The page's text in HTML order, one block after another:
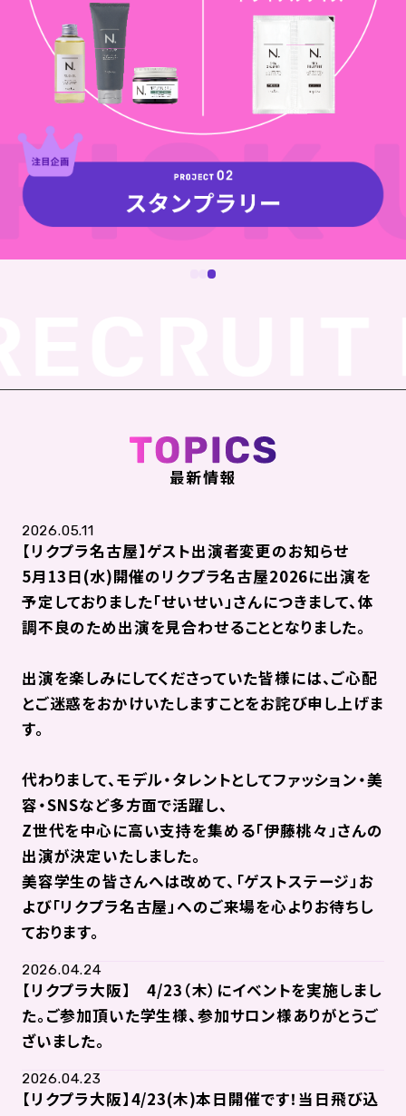
最新情報
2026.05.11
【リクプラ名古屋】ゲスト出演者変更のお知らせ
5月13日(水)開催のリクプラ名古屋2026に出演を
予定しておりました「せいせい」さんにつきまして、体
調不良のため出演を見合わせることとなりました。
出演を楽しみにしてくださっていた皆様には、ご心配
とご迷惑をおかけいたしますことをお詫び申し上げま
す。
代わりまして、モデル・タレントとしてファッション・美
容・SNSなど多方面で活躍し、
Z世代を中心に高い支持を集める「伊藤桃々」さんの
出演が決定いたしました。
美容学生の皆さんへは改めて、「ゲストステージ」お
よび「リクプラ名古屋」へのご来場を心よりお待ちし
ております。
2026.04.24
【リクプラ大阪】 4/23（木）にイベントを実施しまし
た。ご参加頂いた学生様、参加サロン様ありがとうご
ざいました。
2026.04.23
【リクプラ大阪】4/23(木)本日開催です！当日飛び込